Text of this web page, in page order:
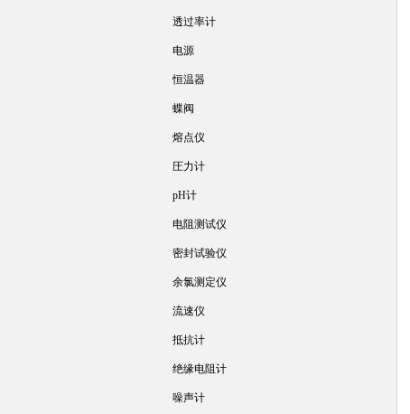
透过率计
电源
恒温器
蝶阀
熔点仪
圧力计
pH计
电阻测试仪
密封试验仪
余氯测定仪
流速仪
抵抗计
绝缘电阻计
噪声计